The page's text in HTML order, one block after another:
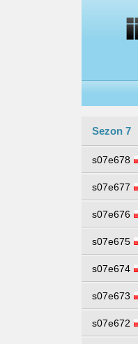
Sezon 7
s07e678
s07e677
s07e676
s07e675
s07e674
s07e673
s07e672